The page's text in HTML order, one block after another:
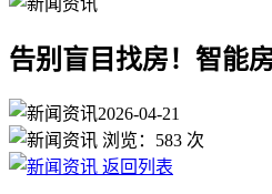
告别盲目找房！智能
2026-04-21
浏览： 583 次
返回列表